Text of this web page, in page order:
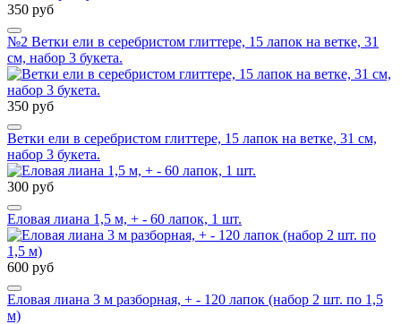
350 руб
№2 Ветки ели в серебристом глиттере, 15 лапок на ветке, 31
см, набор 3 букета.
350 руб
Ветки ели в серебристом глиттере, 15 лапок на ветке, 31 см,
набор 3 букета.
300 руб
Еловая лиана 1,5 м, + - 60 лапок, 1 шт.
600 руб
Еловая лиана 3 м разборная, + - 120 лапок (набор 2 шт. по 1,5
м)